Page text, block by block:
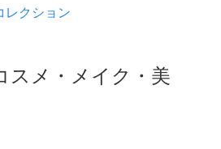
レクション
スメ・メイク・美